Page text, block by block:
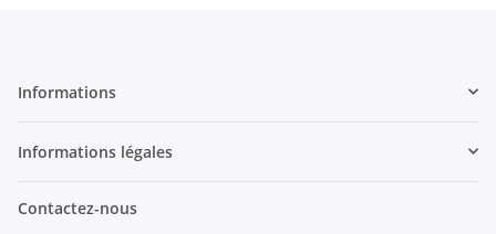
Informations
Informations légales
Contactez-nous